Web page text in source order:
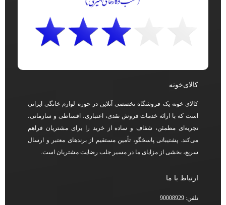
کالای‌خونه
کالای خونه یک فروشگاه تخصصی آنلاین در حوزه لوازم خانگی ایرانی
است که با ارائه خدمات فروش نقدی، اعتباری، اقساطی و سازمانی،
تجربه‌ای مطمئن، شفاف و ساده از خرید را برای مشتریان فراهم
می‌کند. پشتیبانی پاسخگو، تأمین مستقیم از برندهای معتبر و ارسال
سریع، بخشی از مزایای ما در مسیر جلب رضایت مشتریان است.
ارتباط با ما
تلفن: 90008929